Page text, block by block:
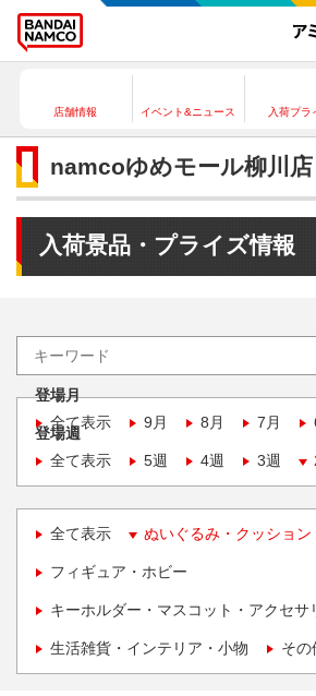
店舗情報 イベント&ニュース 入荷プラ
namcoゆめモール柳川店
入荷景品・プライズ情報
登場月
全て表示
9月 8月 7月
登場週
全て表示
5週 4週 3週
全て表示 ぬいぐるみ・クッション
フィギュア・ホビー
キーホルダー・マスコット・アクセサ
生活雑貨・インテリア・小物 その